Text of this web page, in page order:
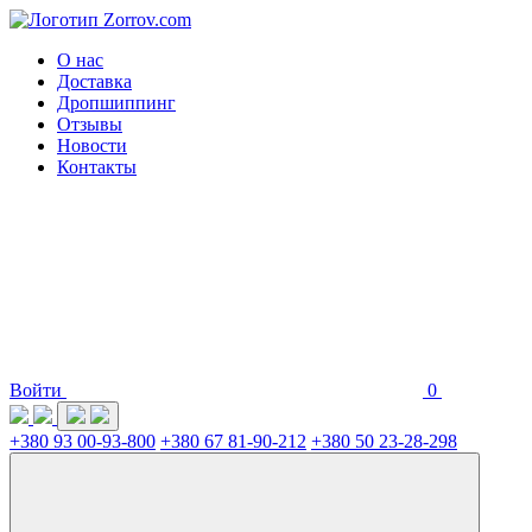
О нас
Доставка
Дропшиппинг
Отзывы
Новости
Контакты
Войти 0
+380 93 00-93-800 +380 67 81-90-212 +380 50 23-28-298